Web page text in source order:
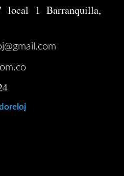
local 1 Barranquilla,